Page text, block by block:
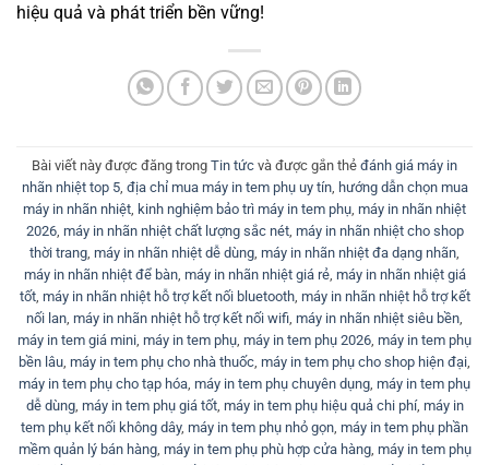
hiệu quả và phát triển bền vững!
Bài viết này được đăng trong Tin tức và được gắn thẻ đánh giá máy in
nhãn nhiệt top 5, địa chỉ mua máy in tem phụ uy tín, hướng dẫn chọn mua
máy in nhãn nhiệt kinh nghiệm bảo trì máy in tem phụ máy in nhãn nhiệt
2026, máy in nhãn nhiệt chất lượng sắc nét, máy in nhãn nhiệt cho shop
thời trang máy in nhãn nhiệt dễ dùng máy in nhãn nhiệt đa dạng nhãn
máy in nhãn nhiệt để bàn, máy in nhãn nhiệt giá rẻ, máy in nhãn nhiệt giá
tốt, máy in nhãn nhiệt hỗ trợ kết nối bluetooth, máy in nhãn nhiệt hỗ trợ kết
nối lan máy in nhãn nhiệt hỗ trợ kết nối wifi máy in nhãn nhiệt siêu bền
máy in tem giá mini máy in tem phụ máy in tem phụ 2026 máy in tem phụ
bền lâu máy in tem phụ cho nhà thuốc máy in tem phụ cho shop hiện đại
máy in tem phụ cho tạp hóa máy in tem phụ chuyên dụng máy in tem phụ
dễ dùng, máy in tem phụ giá tốt, máy in tem phụ hiệu quả chi phí, máy in
tem phụ kết nối không dây, máy in tem phụ nhỏ gọn máy in tem phụ phần
mềm quản lý bán hàng, máy in tem phụ phù hợp cửa hàng, máy in tem phụ